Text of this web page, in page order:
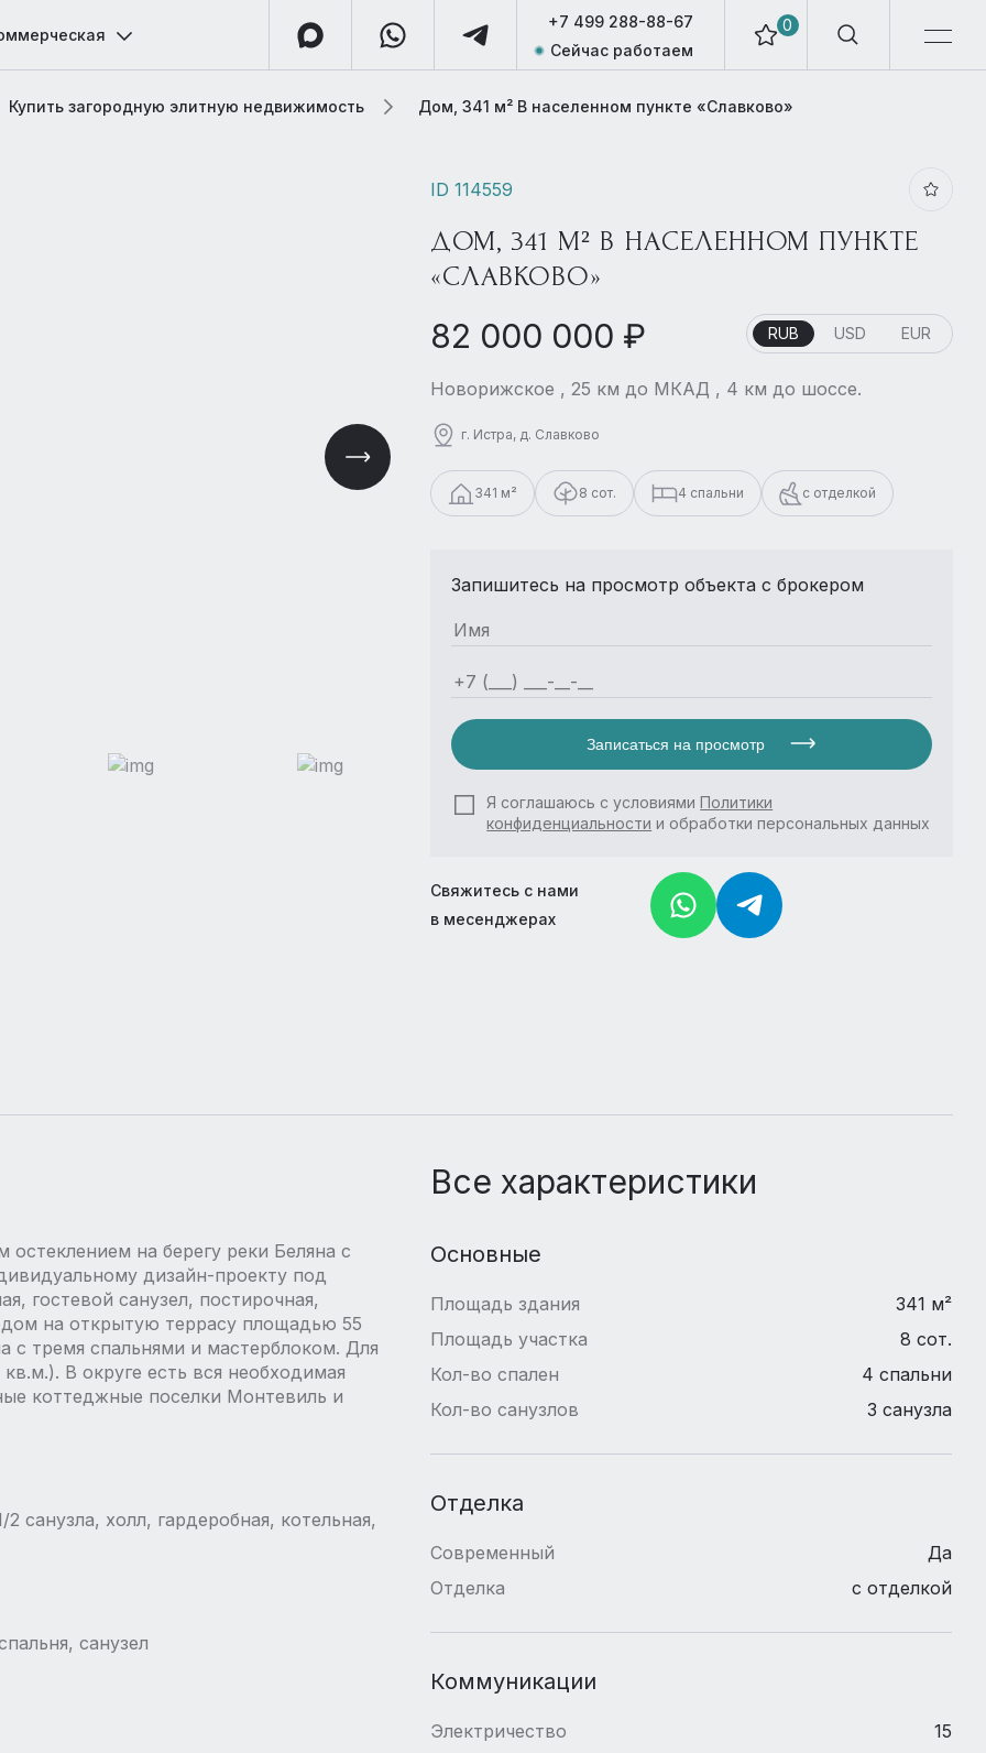
0
+7 499 288-88-67
Сейчас работаем
Купить загородную элитную недвижимость Дом, 341 м² В населенном пункте «Славково»
ID 114559
ДОМ, 341 М² В НАСЕЛЕННОМ ПУНКТЕ
«СЛАВКОВО»
82 000 000 ₽ RUB USD EUR
Новорижское , 25 км до МКАД , 4 км до шоссе.
г. Истра, д. Славково
341 м² 8 сот. 4 спальни с отделкой
Запишитесь на просмотр объекта с брокером
Записаться на просмотр
Я соглашаюсь с условиямиПолитики
конфиденциальности и обработки персональных данных
Свяжитесь с нами
в месенджерах
на берегу реки Беляна с
дизайн-проекту под
гостевой санузел, постирочная,
на открытую террасу площадью 55
с тремя спальнями и мастерблоком. Для
В округе есть вся необходимая
коттеджные поселки Монтевиль и
санузла, холл, гардеробная, котельная,
санузел
Все характеристики
Основные
Площадь здания
341 м²
Площадь участка
8 сот.
Кол-во спален
4 спальни
Кол-во санузлов
3 санузла
Отделка
Современный
Да
Отделка
с отделкой
Коммуникации
Электричество
15